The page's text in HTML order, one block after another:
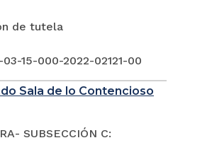
de tutela
03-15-000-2022-02121-00
Sala de lo Contencioso
SUBSECCIÓN C: